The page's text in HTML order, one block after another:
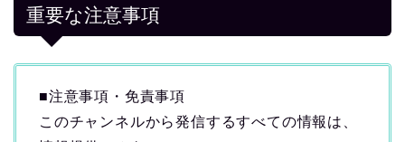
重要な注意事項
■注意事項・免責事項
このチャンネルから発信するすべての情報は、